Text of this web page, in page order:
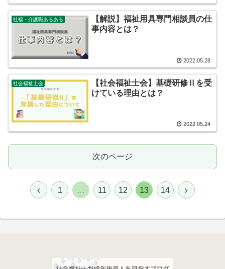
社福・介護職あるある
【解説】福祉用具専門相談員の仕
事内容とは？
2022.05.28
社会福祉士会
【社会福祉士会】基礎研修Ⅱを受
けている理由とは？
2022.05.24
次のページ
1 … 11 12 13 14